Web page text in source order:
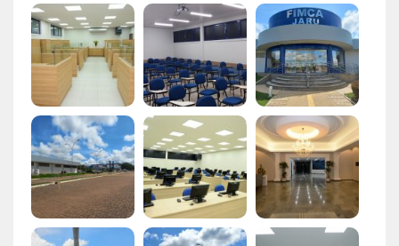
Cursos dePós e Extensão
Cursos de EAD
Clínicas de Atendimento
Bolsas e Benefícios